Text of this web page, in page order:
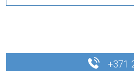
+371